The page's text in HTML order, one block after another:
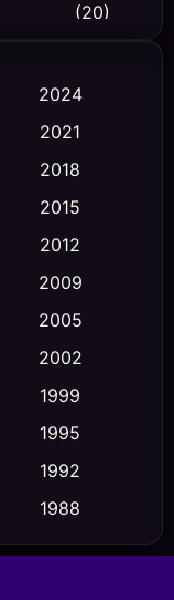
(20)
(23)
(458)
(347)
(23)
2024
2021
2018
2015
2012
2009
2005
2002
1999
1995
1992
1988
1983